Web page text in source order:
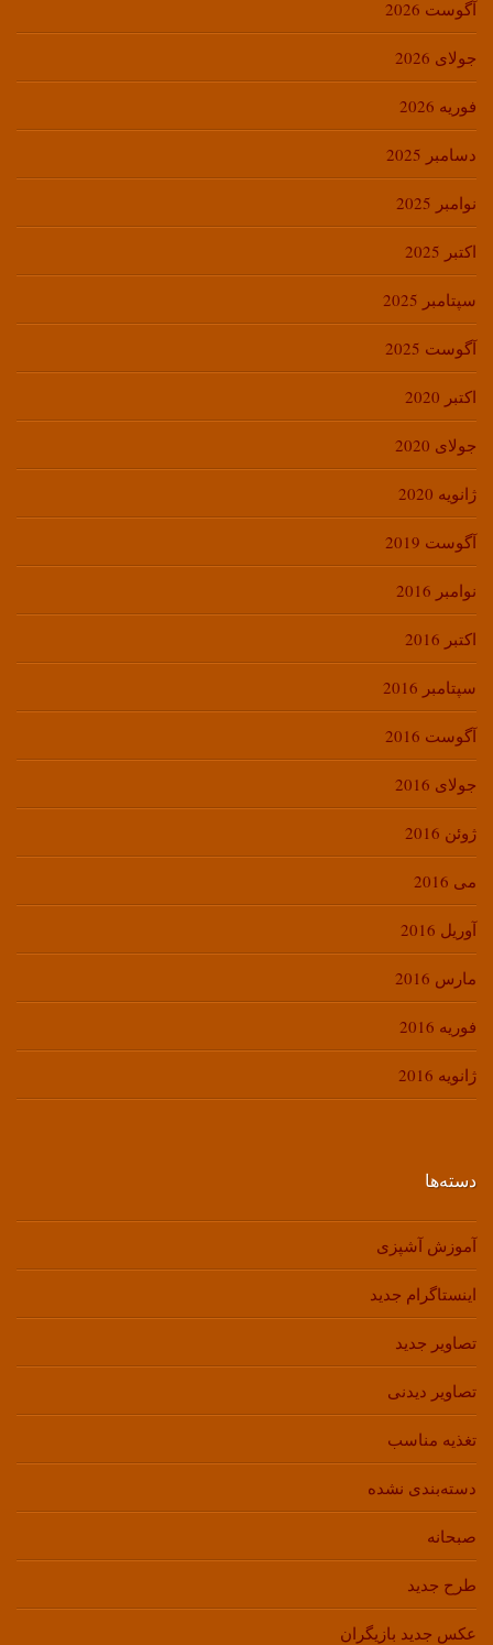
آگوست 2026
جولای 2026
فوریه 2026
دسامبر 2025
نوامبر 2025
اکتبر 2025
سپتامبر 2025
آگوست 2025
اکتبر 2020
جولای 2020
ژانویه 2020
آگوست 2019
نوامبر 2016
اکتبر 2016
سپتامبر 2016
آگوست 2016
جولای 2016
ژوئن 2016
می 2016
آوریل 2016
مارس 2016
فوریه 2016
ژانویه 2016
دسته‌ها
آموزش آشپزی
اینستاگرام جدید
تصاویر جدید
تصاویر دیدنی
تغذیه مناسب
دسته‌بندی نشده
صبحانه
طرح جدید
عکس جدید بازیگران